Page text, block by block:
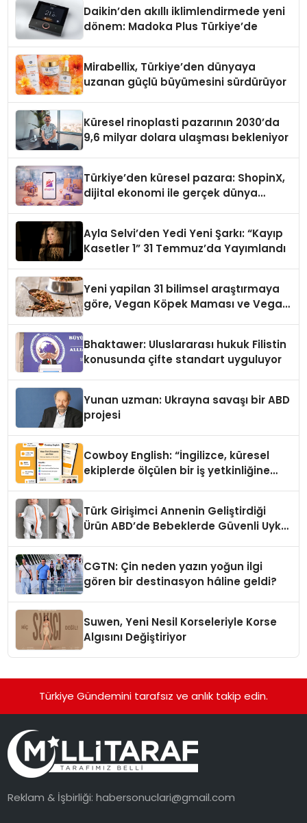
Daikin’den akıllı iklimlendirmede yeni
dönem: Madoka Plus Türkiye’de
Mirabellix, Türkiye’den dünyaya
uzanan güçlü büyümesini sürdürüyor
Küresel rinoplasti pazarının 2030’da
9,6 milyar dolara ulaşması bekleniyor
Türkiye’den küresel pazara: ShopinX,
dijital ekonomi ile gerçek dünya
Ayla Selvi’den Yedi Yeni Şarkı: “Kayıp
Kasetler 1” 31 Temmuz’da Yayımlandı
Yeni yapilan 31 bilimsel araştırmaya
göre, Vegan Köpek Maması ve Vegan
Bhaktawer: Uluslararası hukuk Filistin
konusunda çifte standart uyguluyor
Yunan uzman: Ukrayna savaşı bir ABD
projesi
Cowboy English: “İngilizce, küresel
ekiplerde ölçülen bir iş yetkinliğine
Türk Girişimci Annenin Geliştirdiği
Ürün ABD’de Bebeklerde Güvenli Uyku
CGTN: Çin neden yazın yoğun ilgi
gören bir destinasyon hâline geldi?
Suwen, Yeni Nesil Korseleriyle Korse
Algısını Değiştiriyor
Türkiye Gündemini tarafsız ve anlık takip edin.
Reklam & İşbirliği:habersonuclari@gmail.com